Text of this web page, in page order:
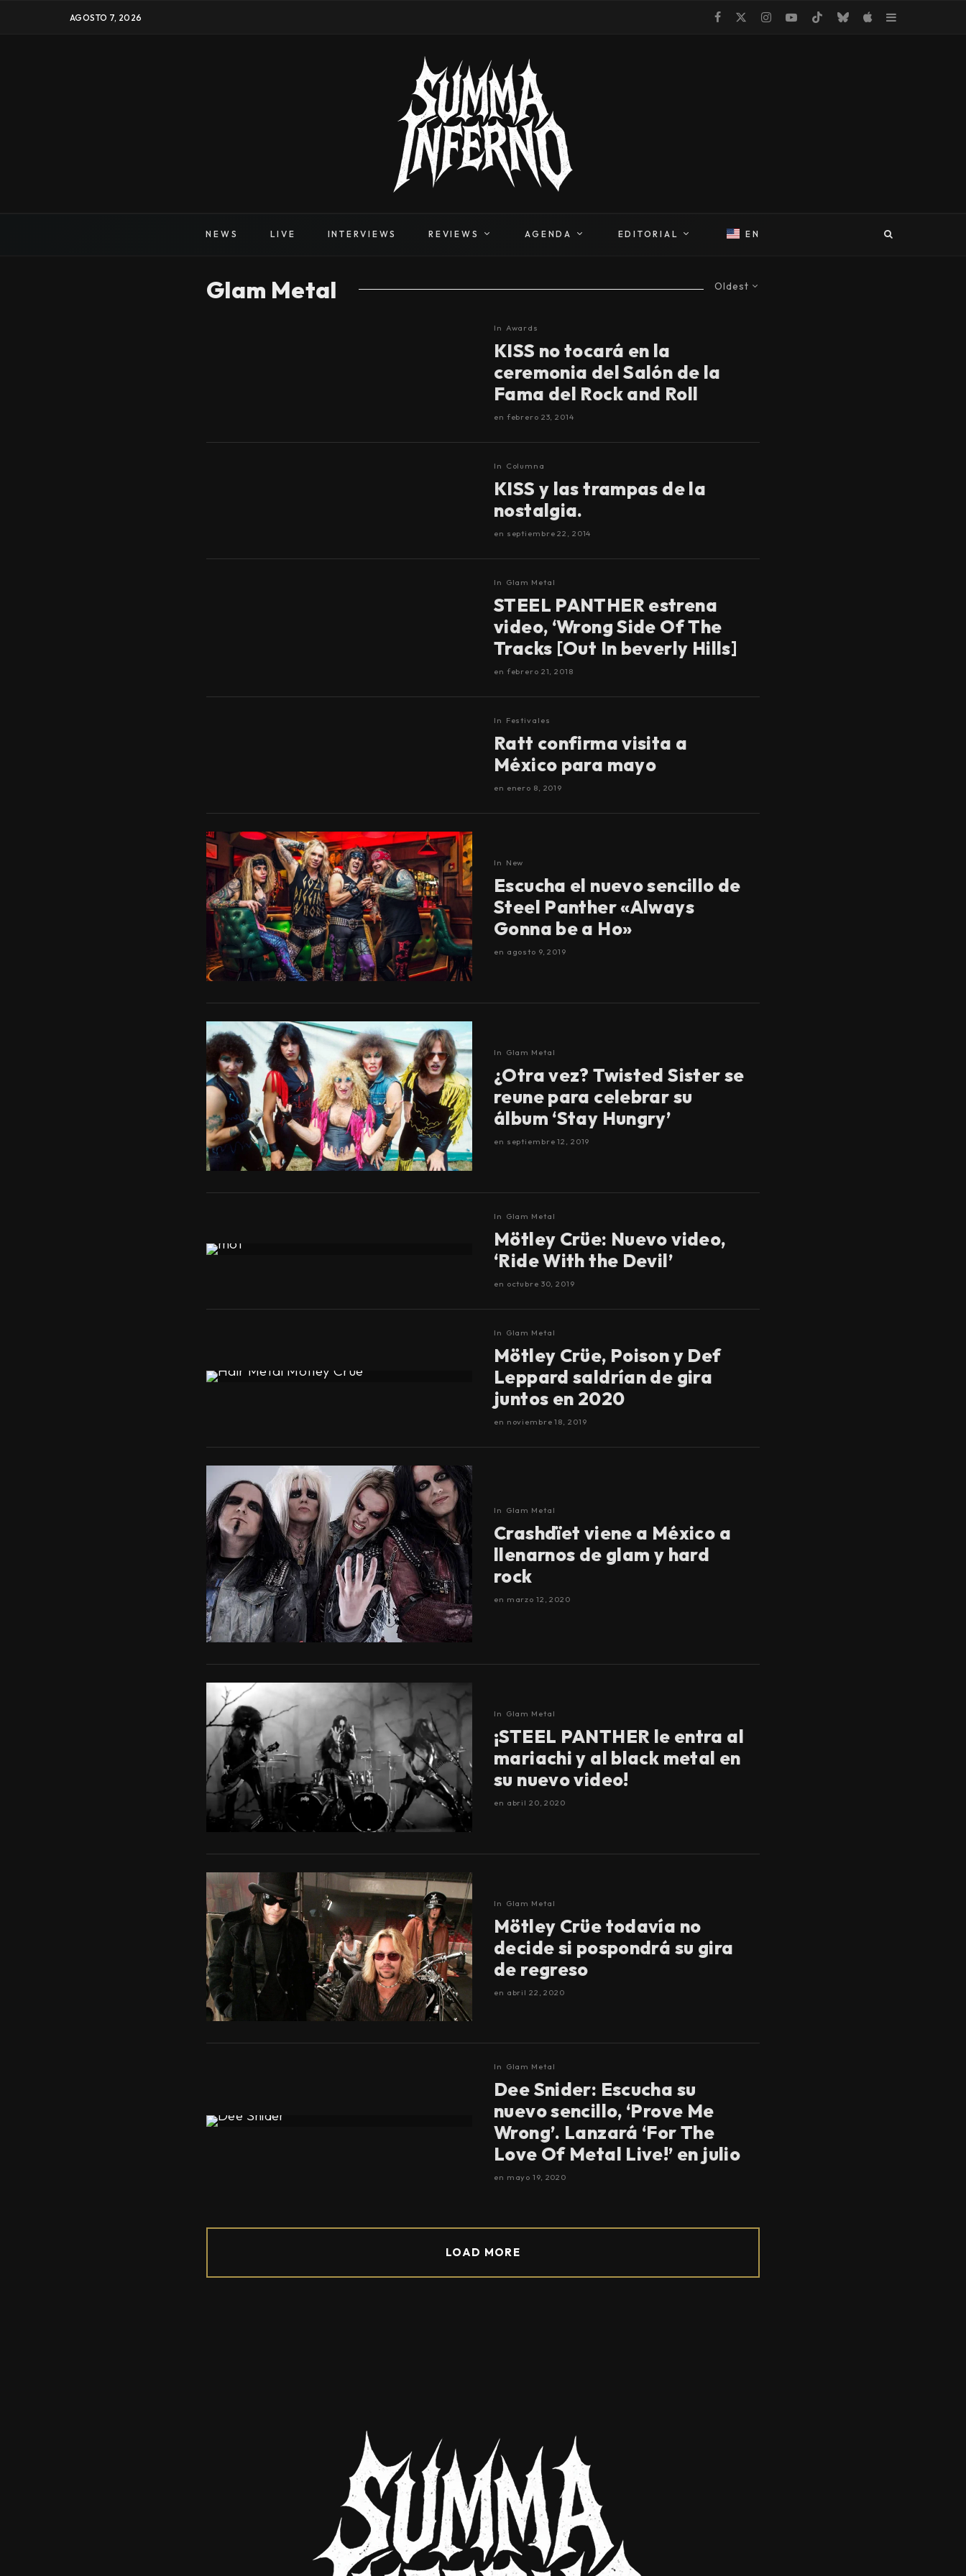
AGOSTO 7, 2026
NEWS LIVE INTERVIEWS REVIEWS AGENDA EDITORIAL EN
Oldest
Glam Metal
In Awards
KISS no tocará en la
ceremonia del Salón de la
Fama del Rock and Roll
en febrero 23, 2014
In Columna
KISS y las trampas de la
nostalgia.
en septiembre 22, 2014
In Glam Metal
STEEL PANTHER estrena
video, ‘Wrong Side Of The
Tracks [Out In beverly Hills]
en febrero 21, 2018
In Festivales
Ratt confirma visita a
México para mayo
en enero 8, 2019
In New
Escucha el nuevo sencillo de
Steel Panther «Always
Gonna be a Ho»
en agosto 9, 2019
In Glam Metal
¿Otra vez? Twisted Sister se
reune para celebrar su
álbum ‘Stay Hungry’
en septiembre 12, 2019
In Glam Metal
Mötley Crüe: Nuevo video,
‘Ride With the Devil’
en octubre 30, 2019
In Glam Metal
Mötley Crüe, Poison y Def
Leppard saldrían de gira
juntos en 2020
en noviembre 18, 2019
In Glam Metal
Crashdïet viene a México a
llenarnos de glam y hard
rock
en marzo 12, 2020
In Glam Metal
¡STEEL PANTHER le entra al
mariachi y al black metal en
su nuevo video!
en abril 20, 2020
In Glam Metal
Mötley Crüe todavía no
decide si pospondrá su gira
de regreso
en abril 22, 2020
In Glam Metal
Dee Snider: Escucha su
nuevo sencillo, ‘Prove Me
Wrong’. Lanzará ‘For The
Love Of Metal Live!’ en julio
en mayo 19, 2020
LOAD MORE